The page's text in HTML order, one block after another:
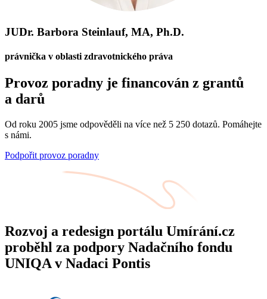
JUDr. Barbora Steinlauf, MA, Ph.D.
právnička v oblasti zdravotnického práva
Provoz poradny je financován z grantů
a darů
Od roku 2005 jsme odpověděli na více než 5 250 dotazů. Pomáhejte
s námi.
Podpořit provoz poradny
Rozvoj a redesign portálu Umírání.cz
proběhl za podpory Nadačního fondu
UNIQA v Nadaci Pontis